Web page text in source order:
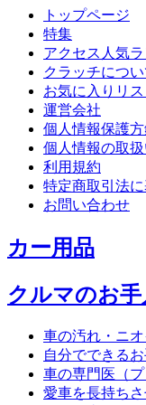
トップページ
特集
アクセス人気
クラッチについ
お気に入りリス
運営会社
個人情報保護
個人情報の取
利用規約
特定商取引法
お問い合わせ
カー用品
クルマのお
車の汚れ・ニ
自分でできる
車の専門医（
愛車を長持ち